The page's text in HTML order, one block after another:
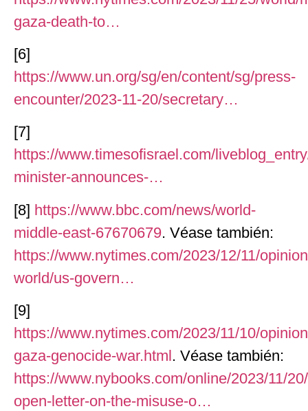
gaza-death-to…
[6]
https://www.un.org/sg/en/content/sg/press-
encounter/2023-11-20/secretary…
[7]
https://www.timesofisrael.com/
minister-announces-…
[8] https://www.bbc.com/news/world-
middle-east-67670679. Véase también:
https://www.nytimes.com/2023/12/11/
world/us-govern…
[9]
https://www.nytimes.com/2023/11/10/
gaza-genocide-war.html. Véase también:
https://www.nybooks.com/online/2023/11/
open-letter-on-the-misuse-o…